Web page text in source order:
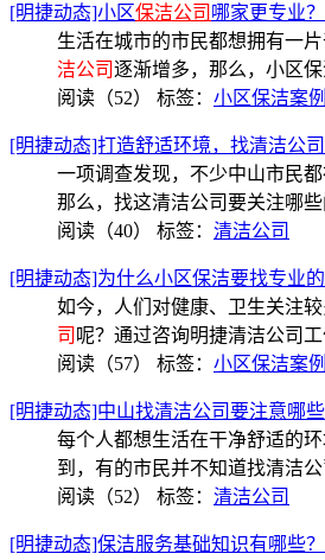
[明捷动态]小区保洁公司 哪家更专业？
生活在城市的市民都想拥有一
洁公司逐渐增多，那么，小区
阅读（52） 标签： 小区保洁案例
[明捷动态]打造舒适环境，找清洁公
一项调查发现，不少中山市民
那么，找这清洁公司要关注哪些
阅读（40） 标签： 清洁公司
[明捷动态]为什么小区保洁要找专业的
如今，人们对健康、卫生关注
司 呢？通过咨询明捷清洁公司
阅读（57） 标签： 小区保洁案例
[明捷动态]中山找清洁公司要注意哪
每个人都想生活在干净舒适的
到，有的市民并不知道找清洁
阅读（52） 标签： 清洁公司
[明捷动态]保洁服务基础知识有哪些？